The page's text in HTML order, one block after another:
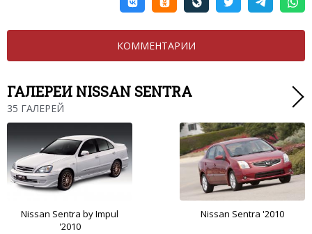
КОММЕНТАРИИ
ГАЛЕРЕИ NISSAN SENTRA
35 ГАЛЕРЕЙ
Nissan Sentra by Impul
'2010
Nissan Sentra '2010